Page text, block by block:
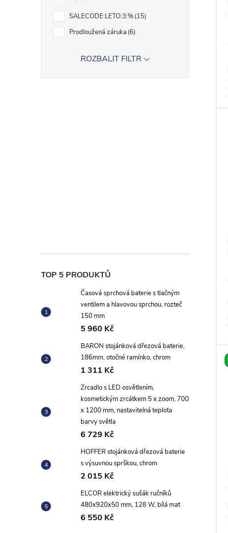
SALECODE:LETO:3:% 15
Prodloužená záruka 6
ROZBALIT FILTR
TOP 5 PRODUKTŮ
Časová sprchová baterie s tlačným
ventilem a hlavovou sprchou, rozteč
150 mm
5 960 Kč
BARON stojánková dřezová baterie,
186mm, otočné ramínko, chrom
1 311 Kč
Zrcadlo s LED osvětlením,
kosmetickým zrcátkem 5 x zoom, 700
x 1200 mm, nastavitelná teplota
barvy světla
6 729 Kč
HOFFER stojánková dřezová baterie
s výsuvnou sprškou, chrom
2 015 Kč
ELCOR elektrický sušák ručníků
480x920x50 mm, 128 W, bílá mat
6 550 Kč